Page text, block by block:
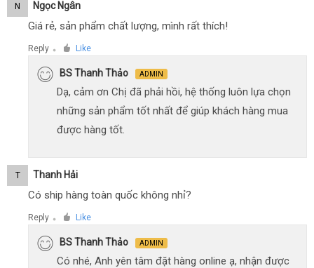
N Ngọc Ngân
Giá rẻ, sản phẩm chất lượng, mình rất thích!
Reply ● Like
BS Thanh Thảo ADMIN
Dạ, cảm ơn Chị đã phải hồi, hệ thống luôn lựa chọn
những sản phẩm tốt nhất để giúp khách hàng mua
được hàng tốt.
T Thanh Hải
Có ship hàng toàn quốc không nhỉ?
Reply ● Like
BS Thanh Thảo ADMIN
Có nhé, Anh yên tâm đặt hàng online ạ, nhận được